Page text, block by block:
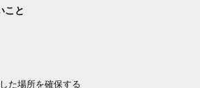
こと
た場所を確保する